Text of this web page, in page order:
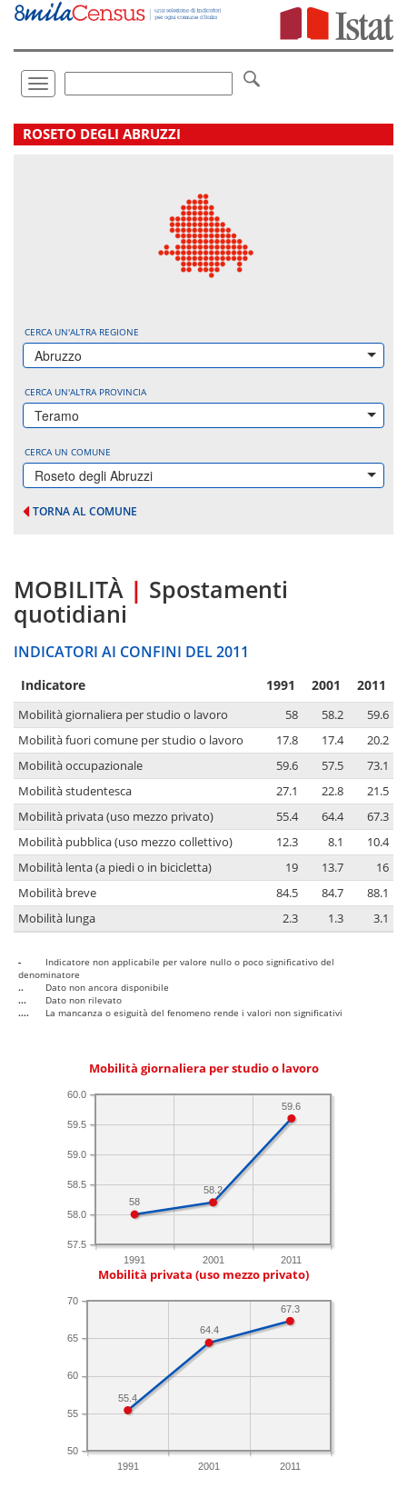
Vai
direttamente
Toggle
navigation
.
ROSETO DEGLI ABRUZZI
CERCA UN'ALTRA REGIONE
Abruzzo
CERCA UN'ALTRA PROVINCIA
Teramo
CERCA UN COMUNE
Roseto degli Abruzzi
TORNA AL COMUNE
MOBILITÀ | Spostamenti
quotidiani
INDICATORI AI CONFINI DEL 2011
Indicatore 1991 2001 2011
Mobilità giornaliera per studio o lavoro 58 58.2
59.6
Mobilità fuori comune per studio o lavoro
17.8 17.4
20.2
Mobilità occupazionale
59.6 57.5
73.1
Mobilità studentesca
27.1 22.8
21.5
Mobilità privata (uso mezzo privato)
55.4 64.4
67.3
Mobilità pubblica (uso mezzo collettivo)
12.3 8.1
10.4
Mobilità lenta (a piedi o in bicicletta)
19 13.7
16
Mobilità breve
84.5 84.7
88.1
Mobilità lunga
2.3 1.3 3.1
-
Indicatore non applicabile per valore nullo o poco significativo del
denominatore
..
Dato non ancora disponibile
...
Dato non rilevato
....
La mancanza o esiguità del fenomeno rende i valori non significativi
Mobilità giornaliera per studio o lavoro
1991 2001 2011
57.5
58.0
58.5
59.0
59.5
60.0
59.6
58.2
58
Mobilità privata (uso mezzo privato)
1991 2001 2011
50
55
60
65
70
67.3
64.4
55.4